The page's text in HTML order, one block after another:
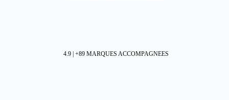
4.9 | +89 MARQUES ACCOMPAGNEES